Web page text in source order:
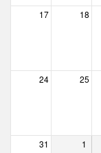
Délegyháza
Dunabogdány
17 18
24 25
31 1